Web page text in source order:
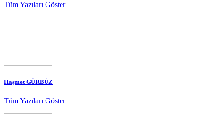
Tüm Yazıları Göster
Haşmet GÜRBÜZ
Tüm Yazıları Göster